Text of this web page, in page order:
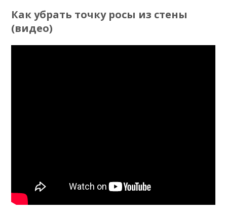
Как убрать точку росы из стены
(видео)